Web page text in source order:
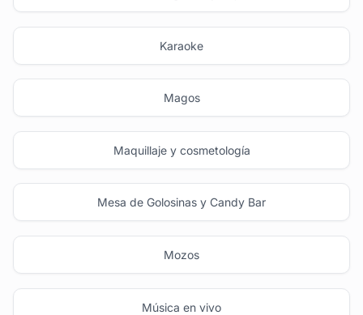
Karaoke
Magos
Maquillaje y cosmetología
Mesa de Golosinas y Candy Bar
Mozos
Música en vivo